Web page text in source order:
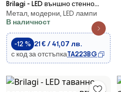
Brilagi - LED външно стенно
осветително тяло FLAREBOX
LED/6W/230V антрацит IP65
Метал, модерни, LED лампи
В наличност
-12 % 21 € / 41,07 лв.
с код за отстъпкаTA223BG